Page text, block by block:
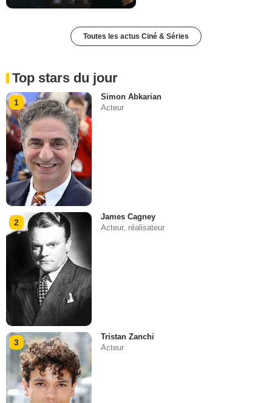
Toutes les actus Ciné & Séries
Top stars du jour
1
Simon Abkarian
Acteur
2
James Cagney
Acteur, réalisateur
3
Tristan Zanchi
Acteur